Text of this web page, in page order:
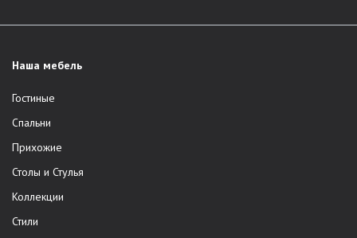
Наша мебель
Гостиные
Спальни
Прихожие
Столы и Стулья
Коллекции
Стили